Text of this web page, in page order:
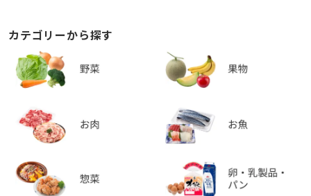
カテゴリーから探す